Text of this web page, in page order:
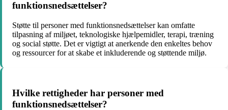
funktionsnedsættelser?
Støtte til personer med funktionsnedsættelser kan omfatte
tilpasning af miljøet, teknologiske hjælpemidler, terapi, træning
og social støtte. Det er vigtigt at anerkende den enkeltes behov
og ressourcer for at skabe et inkluderende og støttende miljø.
Hvilke rettigheder har personer med
funktionsnedsættelser?